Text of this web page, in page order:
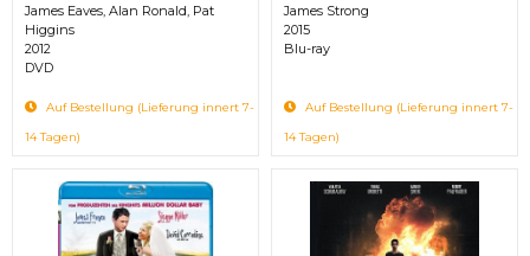
James Eaves, Alan Ronald, Pat
Higgins
2012
DVD
Auf Bestellung (Lieferung innert 7-
14 Tagen)
James Strong
2015
Blu-ray
Auf Bestellung (Lieferung innert 7-
14 Tagen)